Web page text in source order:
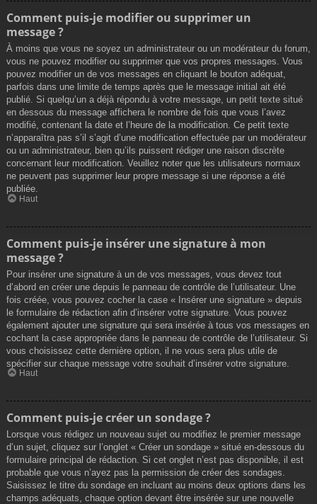
Comment puis-je modifier ou supprimer un
message ?
À moins que vous ne soyez un administrateur ou un modérateur du forum,
vous ne pouvez modifier ou supprimer que vos propres messages. Vous
pouvez modifier un de vos messages en cliquant le bouton adéquat,
parfois dans une limite de temps après que le message initial ait été
publié. Si quelqu’un a déjà répondu à votre message, un petit texte situé
en dessous du message affichera le nombre de fois que vous l’avez
modifié, contenant la date et l’heure de la modification. Ce petit texte
n’apparaîtra pas s’il s’agit d’une modification effectuée par un modérateur
ou un administrateur, bien qu’ils puissent rédiger une raison discrète
concernant leur modification. Veuillez noter que les utilisateurs normaux
ne peuvent pas supprimer leur propre message si une réponse a été
publiée.
Haut
Comment puis-je insérer une signature à mon
message ?
Pour insérer une signature à un de vos messages, vous devez tout
d’abord en créer une depuis le panneau de contrôle de l’utilisateur. Une
fois créée, vous pouvez cocher la case « Insérer une signature » depuis
le formulaire de rédaction afin d’insérer votre signature. Vous pouvez
également ajouter une signature qui sera insérée à tous vos messages en
cochant la case appropriée dans le panneau de contrôle de l’utilisateur. Si
vous choisissez cette dernière option, il ne vous sera plus utile de
spécifier sur chaque message votre souhait d’insérer votre signature.
Haut
Comment puis-je créer un sondage ?
Lorsque vous rédigez un nouveau sujet ou modifiez le premier message
d’un sujet, cliquez sur l’onglet « Créer un sondage » situé en-dessous du
formulaire principal de rédaction. Si cet onglet n’est pas disponible, il est
probable que vous n’ayez pas la permission de créer des sondages.
Saisissez le titre du sondage en incluant au moins deux options dans les
champs adéquats, chaque option devant être insérée sur une nouvelle